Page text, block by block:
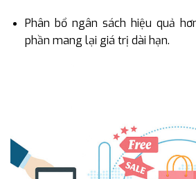
Phân bổ ngân sách hiệu quả
phần mang lại giá trị dài hạn.